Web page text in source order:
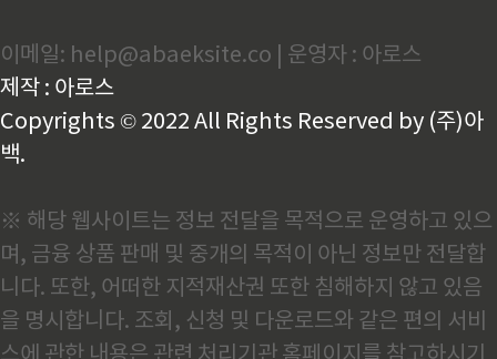
팽팽한 대결의 서사를 정밀 분석합니다.🎞️ 줄거리한 명
의 교수가 살해당하는 사건이 발생하고, 이 사건이 과거
의 미제 사건들과 연관되어 있다는 사실이 드러나면..
이메일: help@abaeksite.co | 운영자 : 아로스
제작 : 아로스
Copyrights © 2022 All Rights Reserved by (주)아
백.
※ 해당 웹사이트는 정보 전달을 목적으로 운영하고 있으
며, 금융 상품 판매 및 중개의 목적이 아닌 정보만 전달합
니다. 또한, 어떠한 지적재산권 또한 침해하지 않고 있음
을 명시합니다. 조회, 신청 및 다운로드와 같은 편의 서비